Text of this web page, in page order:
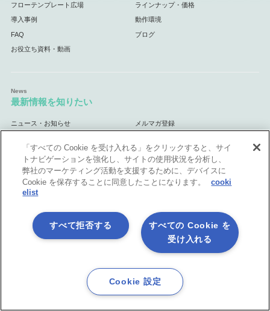
フローテンプレート広場 ラインナップ・価格
導入事例 動作環境
FAQ ブログ
お役立ち資料・動画
最新情報を知りたい
ニュース・お知らせ メルマガ登録
活用シーン
API連携
マスターデータ管理（MDM） データ統合基盤（ETL）
業務自動化 （RPA） クラウド連携基盤
ノーコード開発＆内製化 Excel業務を自動処理
自治体・官公庁向け
「すべての Cookie を受け入れる」をクリックすると、サイ
トナビゲーションを強化し、サイトの使用状況を分析し、
弊社のマーケティング活動を支援するために、デバイスに
Cookie を保存することに同意したことになります。
cooki
elist
すべての Cookie を
受け入れる
すべて拒否する
Cookie 設定